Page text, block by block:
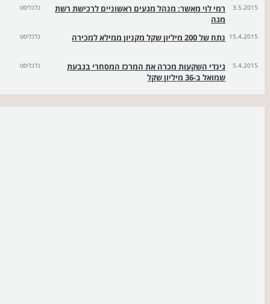
3.5.2015
רמי לוי מאשר: מנהל מגעים ראשוניים לרכישת רשת
מגה
כלכליסט
15.4.2015 נתח של 200 מיליון שקל מקניון ממילא למכירה כלכליסט
5.4.2015
גינדי השקעות מכרה את המרכז המסחרי בגבעת
שמואל ב-36 מיליון שקל
כלכליסט